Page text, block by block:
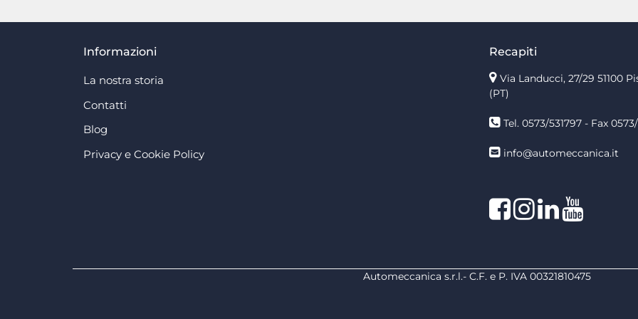
Informazioni
La nostra storia
Contatti
Blog
Privacy e Cookie Policy
Recapiti
Via Landucci, 27/29 51100
(PT)
Tel. 0573/531797 - Fax 0573/
info@automeccanica.it
FacebookInstagram
linkedin
Automeccanica s.r.l.- C.F. e P. IVA 00321810475